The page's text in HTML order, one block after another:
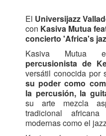
El Universijazz
con Kasiva Mutua
concierto 'Africa's
Kasiva
percusionista de
versátil conocida por
su poder como
la percusión, la
su arte mezcla
tradicional
modernas como el